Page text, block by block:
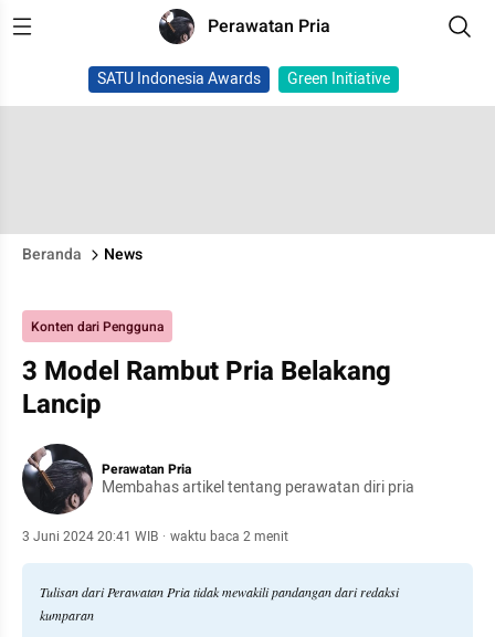
Perawatan Pria
SATU Indonesia Awards Green Initiative
Beranda News
Konten dari Pengguna
3 Model Rambut Pria Belakang
Lancip
Perawatan Pria
Membahas artikel tentang perawatan diri pria
3 Juni 2024 20:41 WIB · waktu baca 2 menit
Tulisan dari Perawatan Pria tidak mewakili pandangan dari redaksi
kumparan